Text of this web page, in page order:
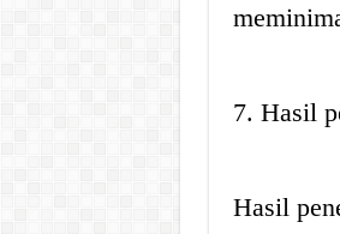
7. Hasil
Hasil